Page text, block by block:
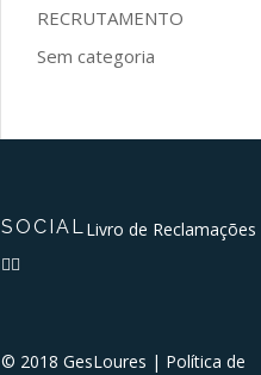
RECRUTAMENTO
Sem categoria
SOCIAL

Livro de Reclamações
© 2018 GesLoures | Política de